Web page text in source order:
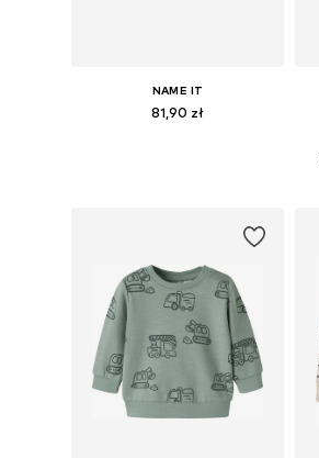
NAME IT
81,90 zł